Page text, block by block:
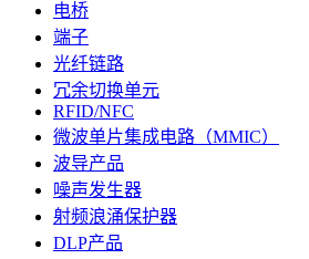
电桥
端子
光纤链路
冗余切换单元
RFID/NFC
微波单片集成电路（MMIC）
波导产品
噪声发生器
射频浪涌保护器
DLP产品